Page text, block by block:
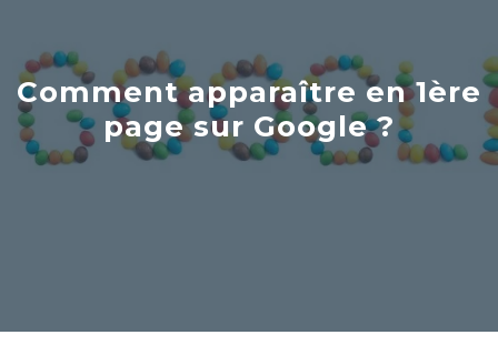
Comment apparaître en 1ère
page sur Google ?